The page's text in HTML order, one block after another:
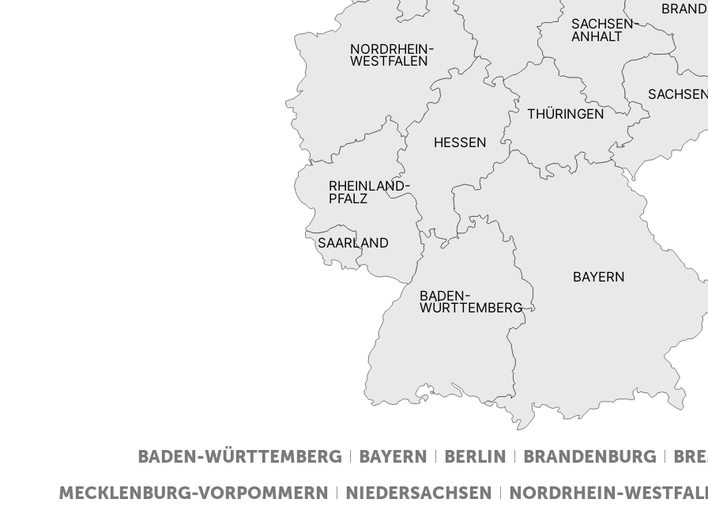
SACHSEN-
ANHALT
THÜRINGEN
BAYERN
BADEN-
WÜRTTEMBERG
SAARLAND
RHEINLAND-
PFALZ
HESSEN
NORDRHEIN-
WESTFALEN
BADEN-WÜRTTEMBERG BAYERN BERLIN BRANDENBURG
MECKLENBURG-VORPOMMERN
NIEDERSACHSEN
NORDRHEIN-